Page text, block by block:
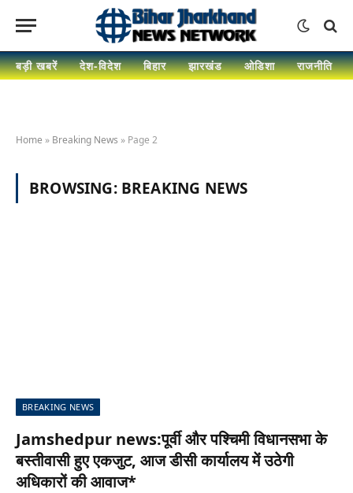
बड़ी खबरें देश-विदेश बिहार झारखंड ओडिशा राजनीति
Home » Breaking News » Page 2
BROWSING: BREAKING NEWS
BREAKING NEWS
Jamshedpur news:पूर्वी और पश्चिमी विधानसभा के
बस्तीवासी हुए एकजुट, आज डीसी कार्यालय में उठेगी
अधिकारों की आवाज*